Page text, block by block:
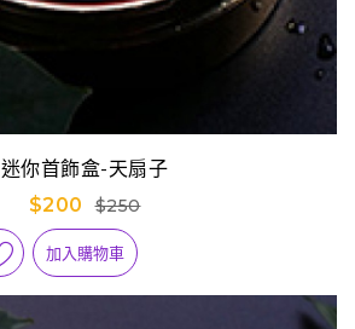
迷你首飾盒-天扇子
$200
$250
加入購物車